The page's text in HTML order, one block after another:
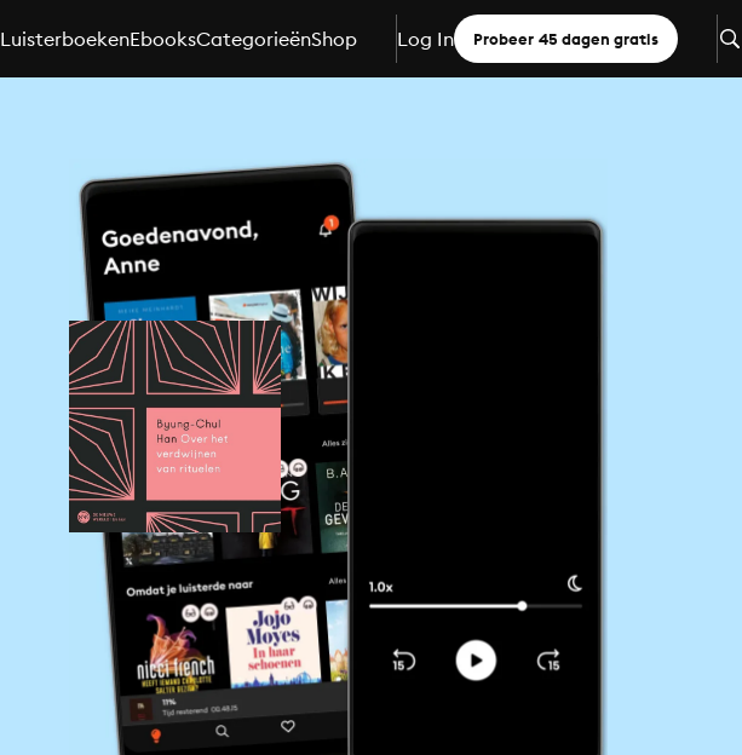
LuisterboekenEbooksCategorieënShop Log In Probeer 45 dagen gratis